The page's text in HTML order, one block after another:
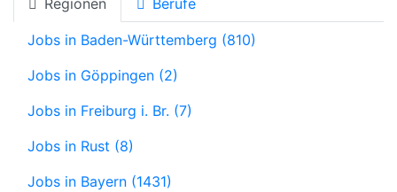
Regionen Berufe
Jobs in Baden-Württemberg (810)
Jobs in Göppingen (2)
Jobs in Freiburg i. Br. (7)
Jobs in Rust (8)
Jobs in Bayern (1431)